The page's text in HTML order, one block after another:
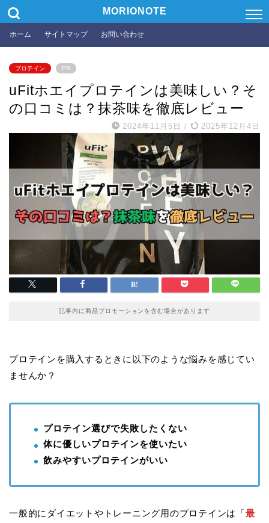
MORIONOTE
ホーム サイトマップ お問い合わせ
プロテイン PR
uFitホエイプロテインは美味しい？そ
の口コミは？抹茶味を徹底レビュー
2024年11月5日 / 2025年12月4日
記事内に商品プロモーションを含む場合があります
プロテインを購入するときに以下のような悩みを感じてい
ませんか？
プロテイン選びで失敗したくない
体に優しいプロテインを使いたい
飲みやすいプロテインがいい
一般的にダイエットやトレーニング用のプロテインは「最